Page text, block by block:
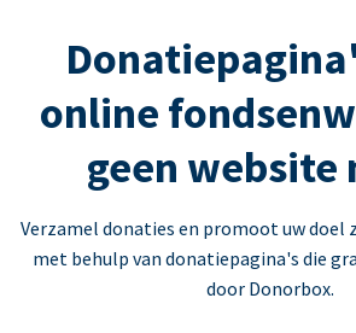
online
geen website
Verzamel donaties en promoot uw doel
met behulp van donatiepagina's die
door Donorbox.